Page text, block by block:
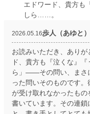
エドワード、貴方も
しら……。
2026.05.16歩人（あゆと）
お読みいただき、あり
ド、貴方も『泣くな』
ら」——その問い、まさ
った問いそのものです
が受け取れなかったも
書いています。その連鎖